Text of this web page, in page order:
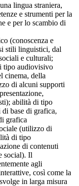
lingua straniera,
e strumenti per la
e per lo scambio di
(conoscenza e
stili linguistici, dal
e culturali;
tipo audiovisivo
cinema, della
di alcuni supporti
abilità di tipo
base di grafica,
grafica
(utilizzo di
di tipo
di contenuti
social). Il
agli
così come la
in larga misura